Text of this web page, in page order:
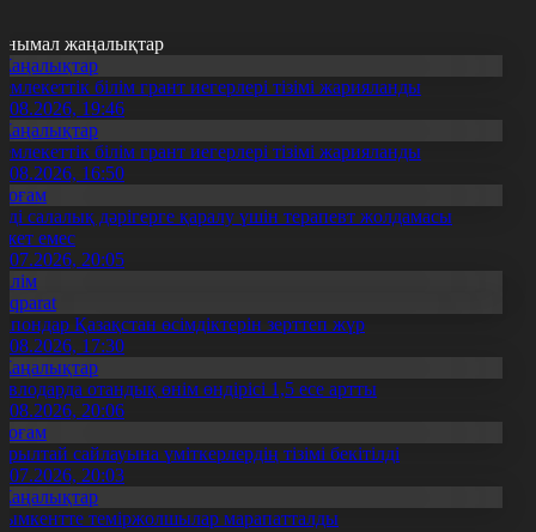
жаңалықтар
білім грант иегерлері тізімі жарияланды
19:46
білім грант иегерлері тізімі жарияланды
16:50
салалық дәрігерге қаралу үшін терапевт жолдамасы
емес
20:05
Қазақстан өсімдіктерін зерттеп жүр
17:30
отандық өнім өндірісі 1,5 есе артты
20:06
сайлауына үміткерлердің тізімі бекітілді
20:03
теміржолшылар марапатталды